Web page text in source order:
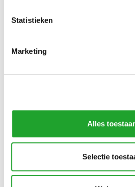
Statistieken
Marketing
Alles
Selectie
aankomende cursusrooster te
DIRECT NAAR
CURSUSPERIODES
HOE INSCHRIJVEN